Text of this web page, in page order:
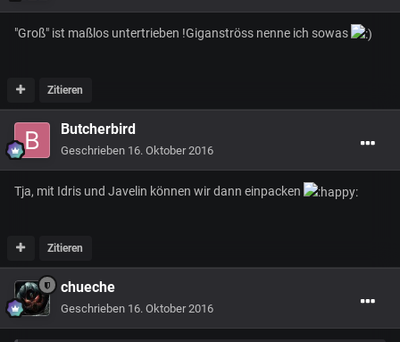
"Groß" ist maßlos untertrieben !Giganströss nenne ich sowas
Zitieren
Butcherbird
Geschrieben 16. Oktober 2016
Tja, mit Idris und Javelin können wir dann einpacken
Zitieren
chueche
Geschrieben 16. Oktober 2016